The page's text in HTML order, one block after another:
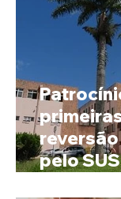
reversão
pelo